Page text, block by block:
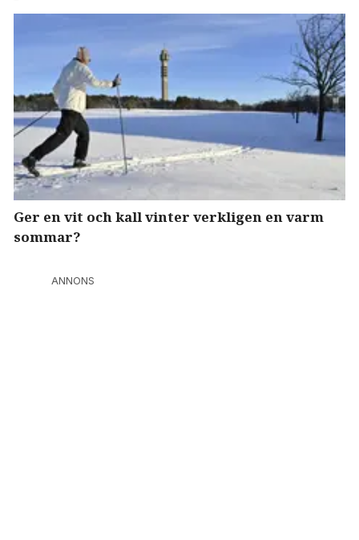
Ger en vit och kall vinter verkligen en varm
sommar?
ANNONS